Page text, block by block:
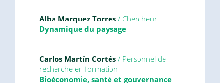
Alba Marquez Torres / Chercheur
Dynamique du paysage
Carlos Martín Cortés / Personnel de
recherche en formation
Bioéconomie, santé et gouvernance